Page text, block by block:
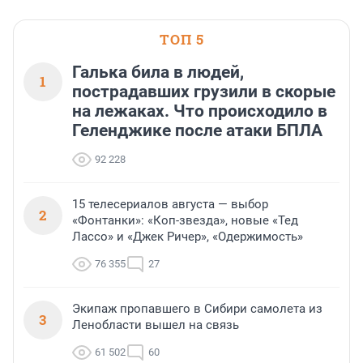
ТОП 5
1
Галька била в людей,
пострадавших грузили в скорые
на лежаках. Что происходило в
Геленджике после атаки БПЛА
92 228
2
15 телесериалов августа — выбор
«Фонтанки»: «Коп-звезда», новые «Тед
Лассо» и «Джек Ричер», «Одержимость»
76 355 27
3
Экипаж пропавшего в Сибири самолета из
Ленобласти вышел на связь
61 502 60